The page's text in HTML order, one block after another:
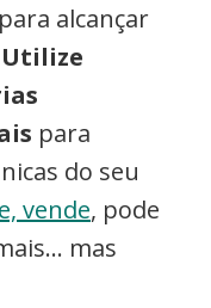
alcançar
Utilize
para
do seu
vende, pode
mas